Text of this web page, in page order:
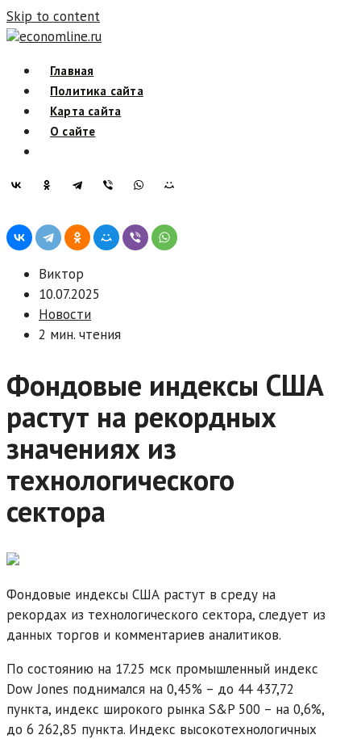
Skip to content
economline.ru
Главная
Политика сайта
Карта сайта
О сайте
Виктор
10.07.2025
Новости
2 мин. чтения
Фондовые индексы США
растут на рекордных
значениях из
технологического
сектора
Фондовые индексы США растут в среду на
рекордах из технологического сектора, следует из
данных торгов и комментариев аналитиков.
По состоянию на 17.25 мск промышленный индекс
Dow Jones поднимался на 0,45% – до 44 437,72
пункта, индекс широкого рынка S&P 500 – на 0,6%,
до 6 262,85 пункта. Индекс высокотехнологичных